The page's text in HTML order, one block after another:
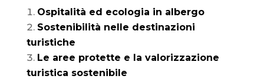
Ospitalità ed ecologia in albergo
Sostenibilità nelle destinazioni
turistiche
Le aree protette e la valorizzazione
turistica sostenibile